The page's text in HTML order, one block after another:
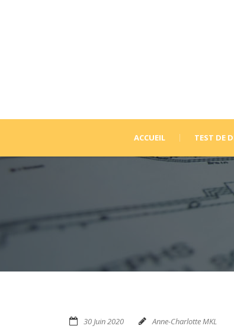
ACCUEIL TEST DE
30 Juin 2020 Anne-Charlotte MKL